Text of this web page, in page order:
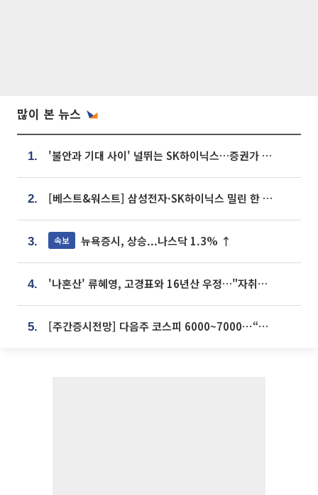
많이 본 뉴스
1. '불안과 기대 사이' 널뛰는 SK하이닉스…증권가 "HBM4·LTA 기반 펀터멘털 견고"
2. [베스트&워스트] 삼성전자·SK하이닉스 밀린 한 주…상상인증권은 85% 급등
3. 속보 뉴욕증시, 상승...나스닥 1.3% ↑
4. '나혼산' 류혜영, 고경표와 16년산 우정…"자취방서 부모님과 마주쳐"
5. [주간증시전망] 다음주 코스피 6000~7000⋯“外人 수급은 정책이 변수”